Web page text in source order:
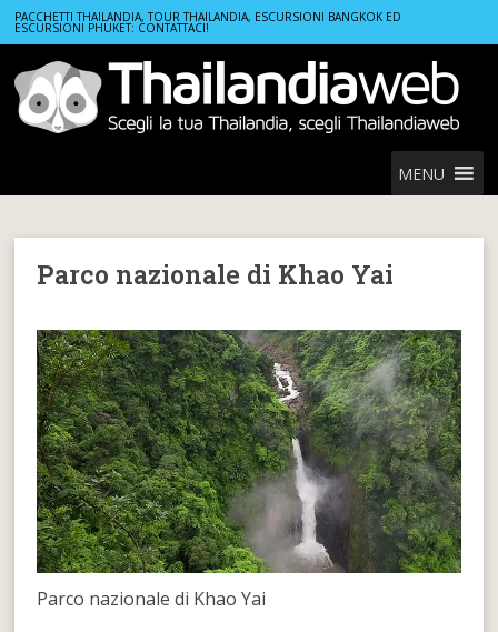
PACCHETTI THAILANDIA, TOUR THAILANDIA, ESCURSIONI BANGKOK ED
ESCURSIONI PHUKET: CONTATTACI!
MENU
Home Parco nazionale di Khao Yai
Parco nazionale di Khao Yai
Parco nazionale di Khao Yai